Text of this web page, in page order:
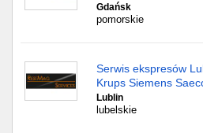
Gdańsk
pomorskie
Serwis ekspresów
Krups Siemens
Lublin
lubelskie